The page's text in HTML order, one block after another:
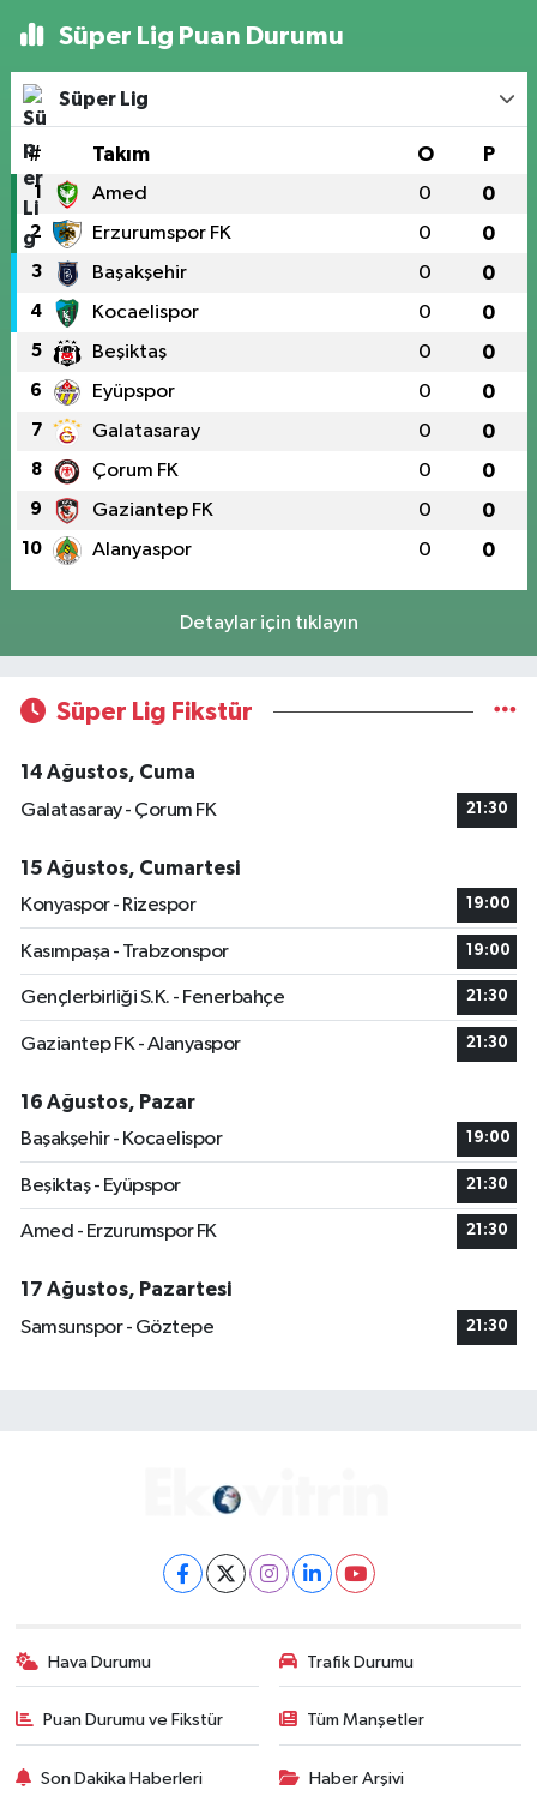
Süper Lig Puan Durumu
Süper Lig
# Takım O P
1 Amed 0 0
2 Erzurumspor FK 0 0
3 Başakşehir 0 0
4 Kocaelispor 0 0
5 Beşiktaş 0 0
6 Eyüpspor 0 0
7 Galatasaray 0 0
8 Çorum FK 0 0
9 Gaziantep FK 0 0
10 Alanyaspor 0 0
Detaylar için tıklayın
Süper Lig Fikstür
14 Ağustos, Cuma
Galatasaray - Çorum FK
21:30
15 Ağustos, Cumartesi
Konyaspor - Rizespor
19:00
Kasımpaşa - Trabzonspor 19:00
Gençlerbirliği S.K. - Fenerbahçe 21:30
Gaziantep FK - Alanyaspor 21:30
16 Ağustos, Pazar
Başakşehir - Kocaelispor
19:00
Beşiktaş - Eyüpspor 21:30
Amed - Erzurumspor FK 21:30
17 Ağustos, Pazartesi
Samsunspor - Göztepe
21:30
Hava Durumu Trafik Durumu
Puan Durumu ve Fikstür Tüm Manşetler
Son Dakika Haberleri Haber Arşivi